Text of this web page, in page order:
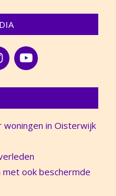
in Oisterwijk
ook beschermde